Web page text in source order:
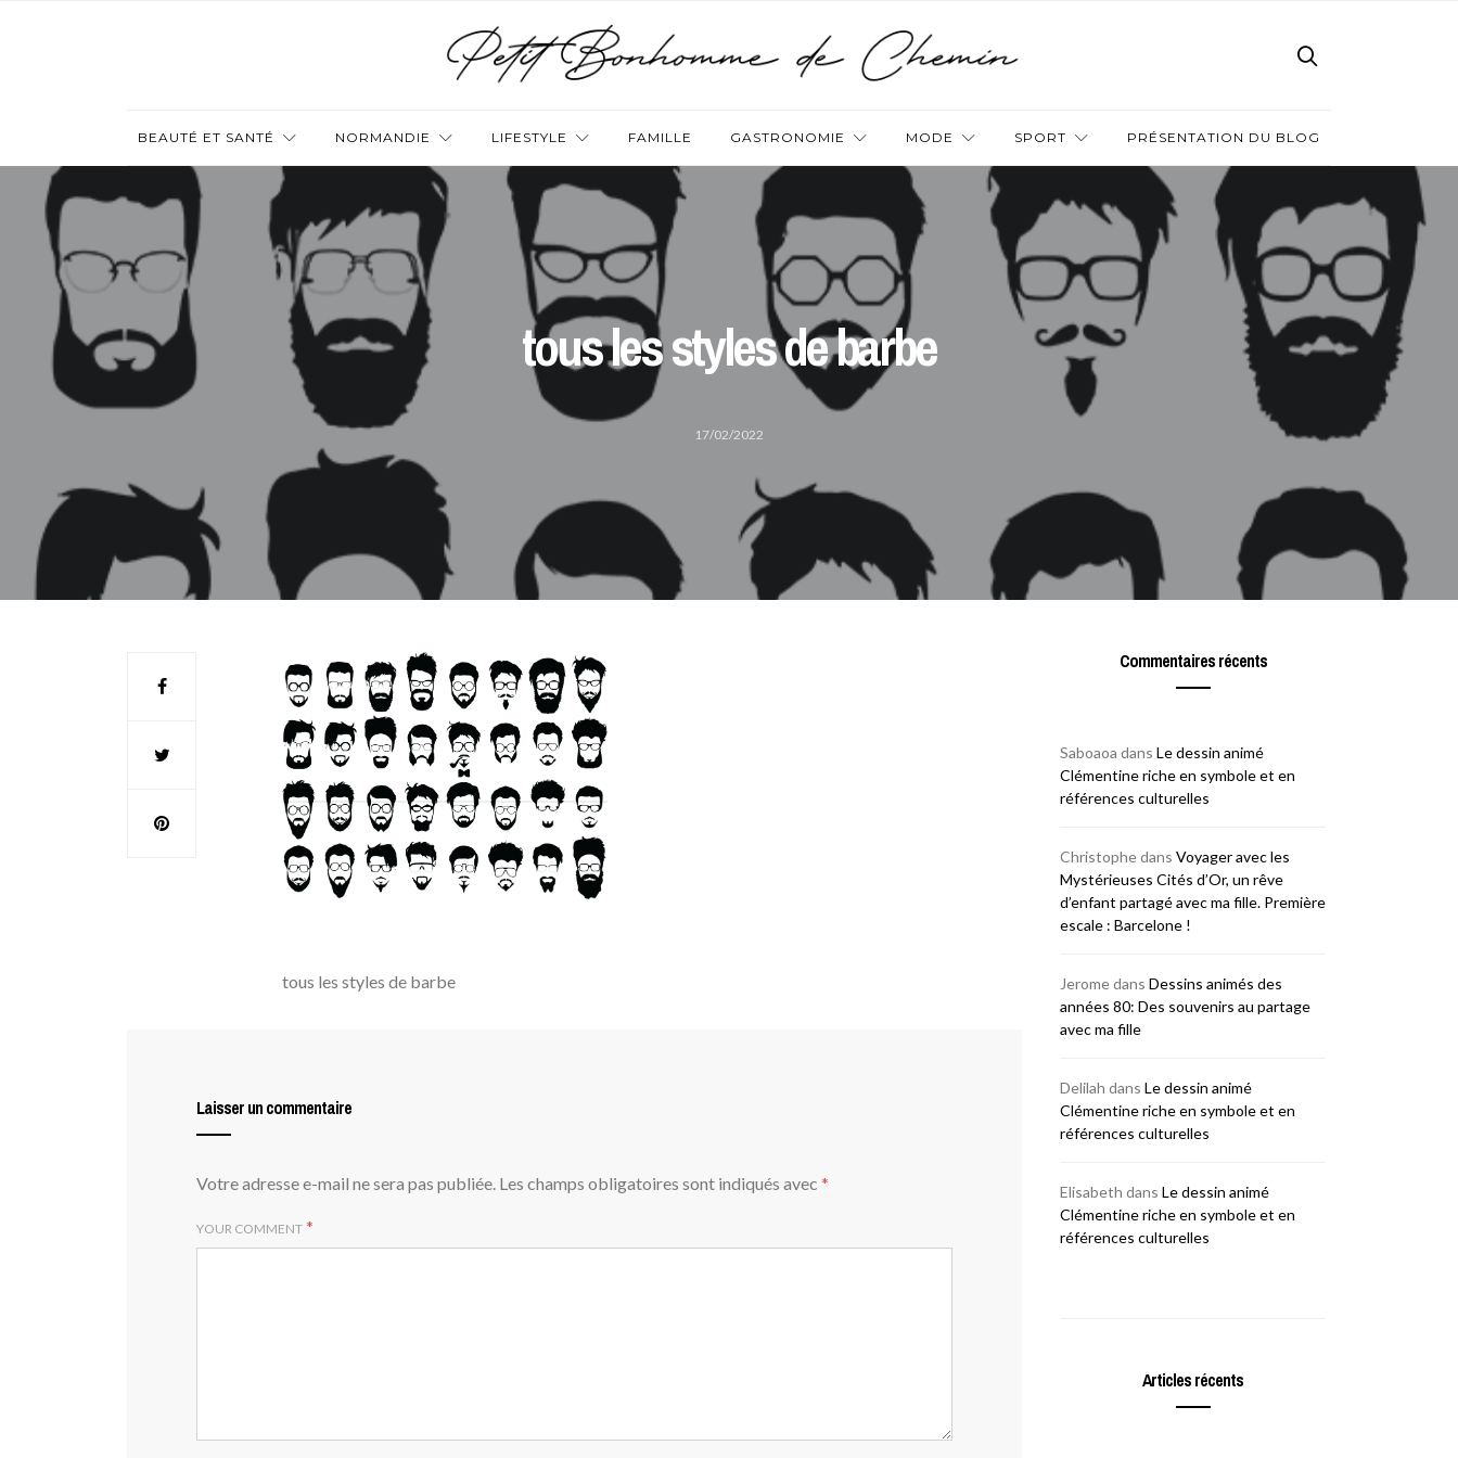
BEAUTÉ ET SANTÉ NORMANDIE LIFESTYLE FAMILLE GASTRONOMIE MODE SPORT PRÉSENTATION DU BLOG
tous les styles de barbe
17/02/2022
tous les styles de barbe
Laisser un commentaire
Votre adresse e-mail ne sera pas publiée. Les champs obligatoires sont indiqués avec *
YOUR COMMENT *
Commentaires récents
Saboaoa dans Le dessin animé
Clémentine riche en symbole et en
références culturelles
Christophedans Voyager avec les
Mystérieuses Cités d’Or, un rêve
d’enfant partagé avec ma fille. Première
escale : Barcelone !
Jeromedans Dessins animés des
années 80: Des souvenirs au partage
avec ma fille
Delilah dans Le dessin animé
Clémentine riche en symbole et en
références culturelles
Elisabeth dans Le dessin animé
Clémentine riche en symbole et en
références culturelles
Articles récents